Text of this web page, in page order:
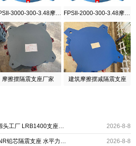
FPSII-3000-300-3.48摩擦摆隔震支座
摩擦摆隔震支座厂家 建筑摩擦摆减隔震支座
LNR1000建筑隔震橡胶支座源头工厂 LRB1400支座生产厂家 建筑水平力隔震支座厂家 2026-8-8
铅芯隔震支座LRB900厂家 LNR铅芯隔震支座 水平力分散力型隔震支座 2026-8-8